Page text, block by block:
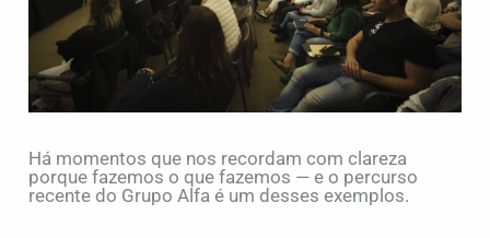
Há momentos que nos recordam com clareza
porque fazemos o que fazemos — e o percurso
recente do Grupo Alfa é um desses exemplos.